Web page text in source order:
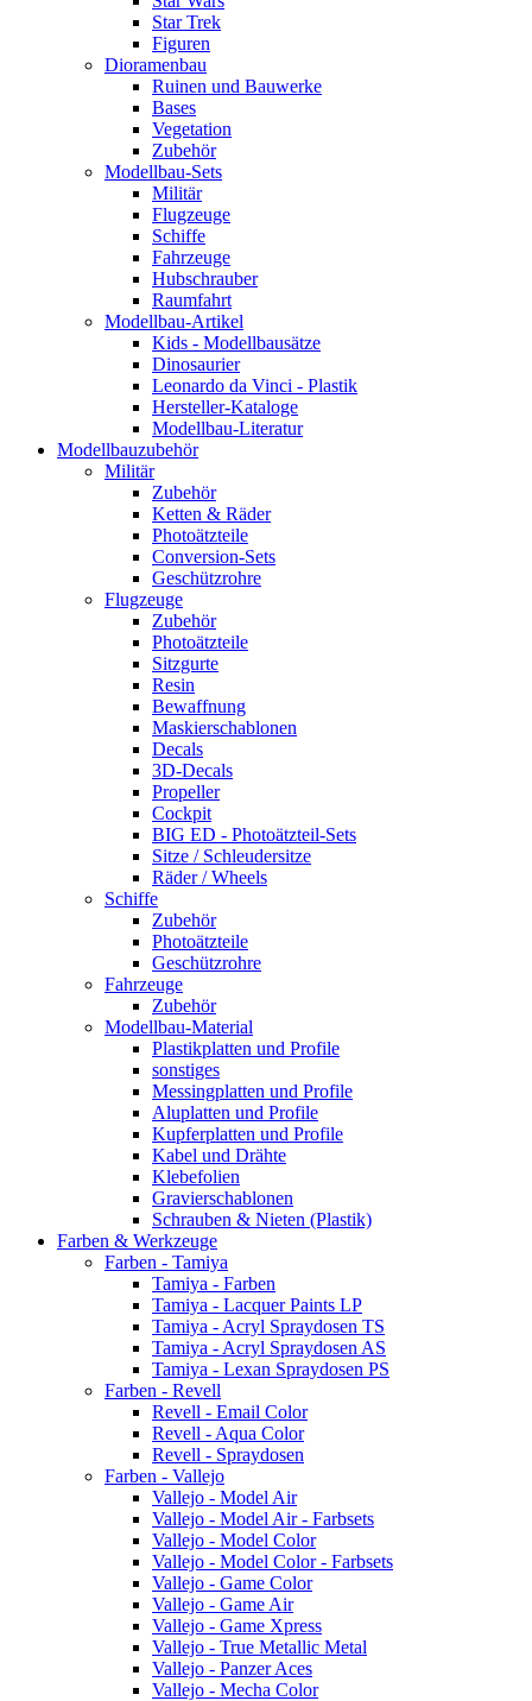
Star Trek
Figuren
Dioramenbau
Ruinen und Bauwerke
Bases
Vegetation
Zubehör
Modellbau-Sets
Militär
Flugzeuge
Schiffe
Fahrzeuge
Hubschrauber
Raumfahrt
Modellbau-Artikel
Kids - Modellbausätze
Dinosaurier
Leonardo da Vinci - Plastik
Hersteller-Kataloge
Modellbau-Literatur
Modellbauzubehör
Militär
Zubehör
Ketten & Räder
Photoätzteile
Conversion-Sets
Geschützrohre
Flugzeuge
Zubehör
Photoätzteile
Sitzgurte
Resin
Bewaffnung
Maskierschablonen
Decals
3D-Decals
Propeller
Cockpit
BIG ED - Photoätzteil-Sets
Sitze / Schleudersitze
Räder / Wheels
Schiffe
Zubehör
Photoätzteile
Geschützrohre
Fahrzeuge
Zubehör
Modellbau-Material
Plastikplatten und Profile
sonstiges
Messingplatten und Profile
Aluplatten und Profile
Kupferplatten und Profile
Kabel und Drähte
Klebefolien
Gravierschablonen
Schrauben & Nieten (Plastik)
Farben & Werkzeuge
Farben - Tamiya
Tamiya - Farben
Tamiya - Lacquer Paints LP
Tamiya - Acryl Spraydosen TS
Tamiya - Acryl Spraydosen AS
Tamiya - Lexan Spraydosen PS
Farben - Revell
Revell - Email Color
Revell - Aqua Color
Revell - Spraydosen
Farben - Vallejo
Vallejo - Model Air
Vallejo - Model Air - Farbsets
Vallejo - Model Color
Vallejo - Model Color - Farbsets
Vallejo - Game Color
Vallejo - Game Air
Vallejo - Game Xpress
Vallejo - True Metallic Metal
Vallejo - Panzer Aces
Vallejo - Mecha Color